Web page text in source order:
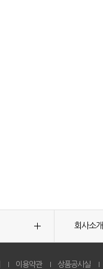
회사소개
이용약관 상품공시실